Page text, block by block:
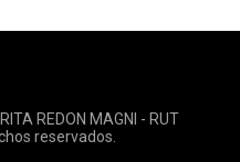
REDON MAGNI - RUT
reservados.